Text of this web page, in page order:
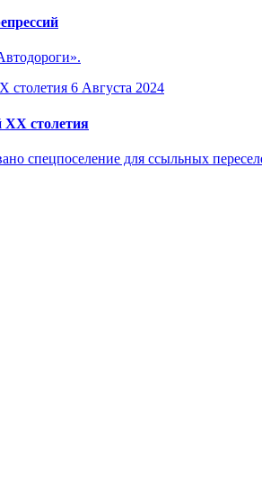
6 Августа 2024
XX столетия
спецпоселение для ссыльных